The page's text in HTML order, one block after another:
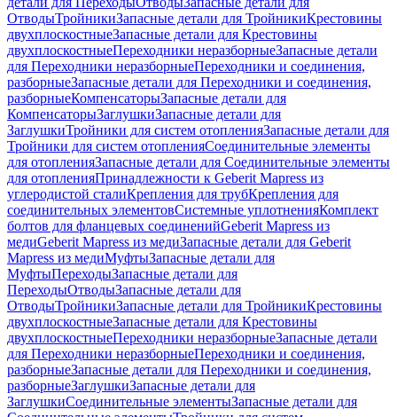
ОтводыТройникиЗапасные детали для ТройникиКрестовины
двухплоскостныеЗапасные детали для Крестовины
двухплоскостныеПереходники неразборныеЗапасные детали
для Переходники неразборныеПереходники и соединения,
разборныеЗапасные детали для Переходники и соединения,
разборныеКомпенсаторыЗапасные детали для
КомпенсаторыЗаглушкиЗапасные детали для
ЗаглушкиТройники для систем отопленияЗапасные детали для
Тройники для систем отопленияСоединительные элементы
для отопленияЗапасные детали для Соединительные элементы
для отопленияПринадлежности к Geberit Mapress из
углеродистой сталиКрепления для трубКрепления для
соединительных элементовСистемные уплотненияКомплект
болтов для фланцевых соединенийGeberit Mapress из
медиGeberit Mapress из медиЗапасные детали для Geberit
Mapress из медиМуфтыЗапасные детали для
МуфтыПереходыЗапасные детали для
ПереходыОтводыЗапасные детали для
ОтводыТройникиЗапасные детали для ТройникиКрестовины
двухплоскостныеЗапасные детали для Крестовины
двухплоскостныеПереходники неразборныеЗапасные детали
для Переходники неразборныеПереходники и соединения,
разборныеЗапасные детали для Переходники и соединения,
разборныеЗаглушкиЗапасные детали для
ЗаглушкиСоединительные элементыЗапасные детали для